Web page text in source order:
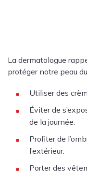
La dermatologue
protéger notre peau
Utiliser des
Éviter de
de la journée.
Profiter de
l’extérieur.
Porter des